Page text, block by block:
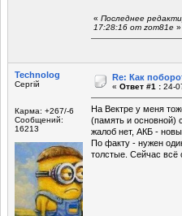
« Последнее
17:28:16 от zom81e »
Technolog
Сергій
Карма: +267/-6
Сообщений:
16213
Re: Как
« Ответ #1 : 24-
На Вектре у меня
(память и основной)
жалоб нет, АКБ -
По факту - нужен
толстые. Сейчас всё